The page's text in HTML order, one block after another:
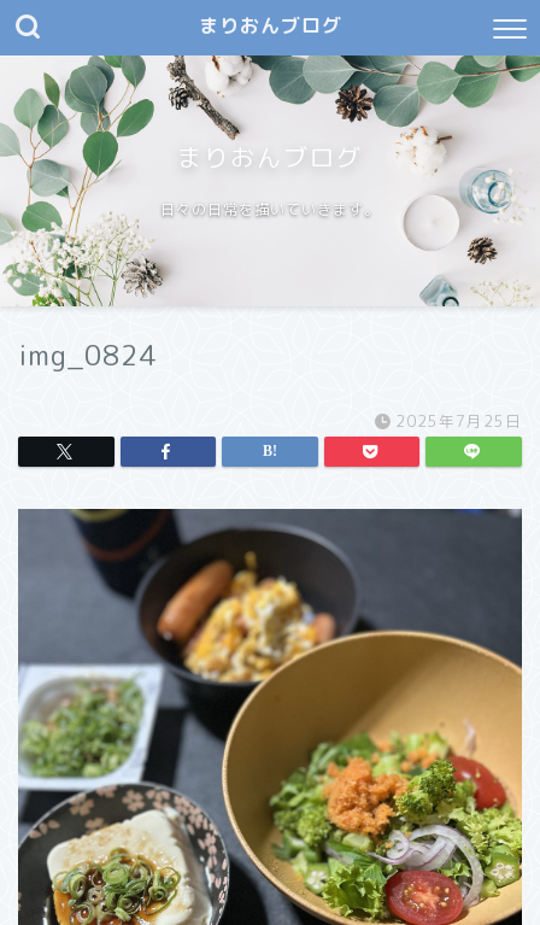
まりおんブログ
まりおんブログ
日々の日常を描いていきます。
img_0824
2025年7月25日